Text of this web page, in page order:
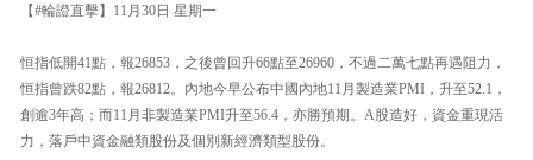
【#輪證直擊】11月30日 星期一
恒指低開41點，報26853，之後曾回升66點至26960，不過二萬七點再遇阻力，
恒指曾跌82點，報26812。內地今早公布中國內地11月製造業PMI，升至52.1，
創逾3年高；而11月非製造業PMI升至56.4，亦勝預期。A股造好，資金重現活
力，落戶中資金融類股份及個別新經濟類型股份。